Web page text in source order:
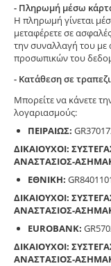
- Πληρωμή μέσω
Η πληρωμή γίνεται
μεταφέρετε σε
την συναλλαγή του
προσωπικών του
- Κατάθεση σε
Μπορείτε να κάνετε
λογαριασμούς:
ΠΕΙΡΑΙΩΣ:
ΔΙΚΑΙΟΥΧΟΙ:
ΑΝΑΣΤΑΣΙΟΣ-
ΕΘΝΙΚΗ:
ΔΙΚΑΙΟΥΧΟΙ:
ΑΝΑΣΤΑΣΙΟΣ-
EUROBANK:
ΔΙΚΑΙΟΥΧΟΙ:
ΑΝΑΣΤΑΣΙΟΣ-